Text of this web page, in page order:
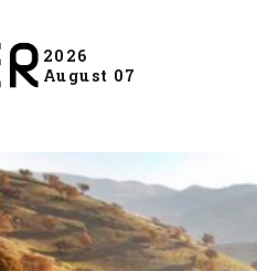
2026
August 07